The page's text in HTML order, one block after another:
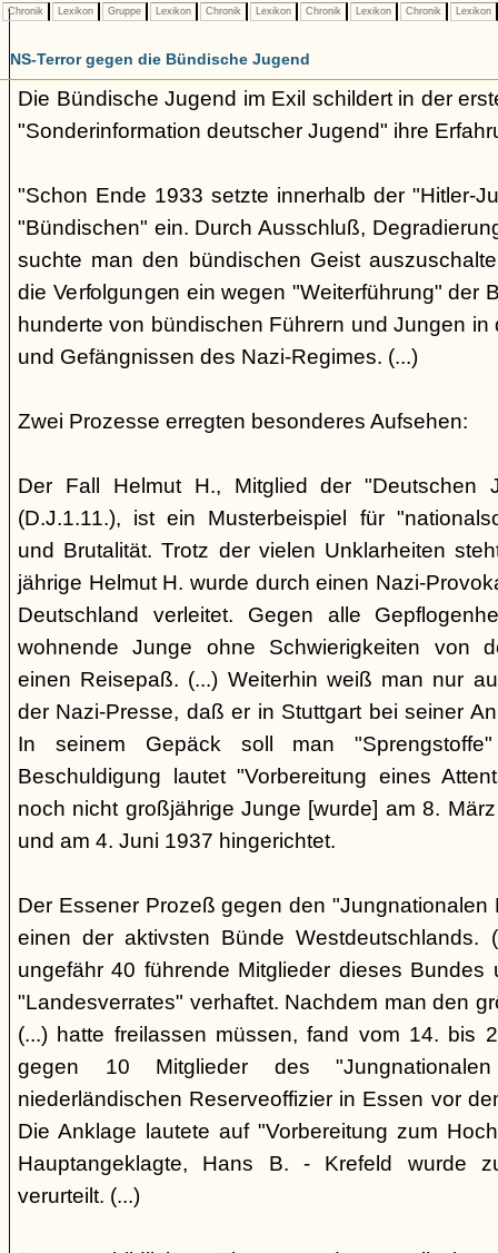
Chronik Lexikon Gruppe Lexikon Chronik Lexikon Chronik Lexikon Chronik Lexikon
NS-Terror gegen die Bündische Jugend
Die Bündische Jugend im Exil schildert in der
"Sonderinformation deutscher Jugend" ihre
"Schon Ende 1933 setzte innerhalb der "Hitler-
"Bündischen" ein. Durch Ausschluß,
suchte man den bündischen Geist
die Verfolgungen ein wegen "Weiterführung" der
hunderte von bündischen Führern und Jungen
und Gefängnissen des Nazi-Regimes. (...)
Zwei Prozesse erregten besonderes Aufsehen:
Der Fall Helmut H., Mitglied der "Deutschen
(D.J.1.11.), ist ein Musterbeispiel für
und Brutalität. Trotz der vielen Unklarheiten
jährige Helmut H. wurde durch einen Nazi-
Deutschland verleitet. Gegen alle
wohnende Junge ohne Schwierigkeiten von
einen Reisepaß. (...) Weiterhin weiß man nur
der Nazi-Presse, daß er in Stuttgart bei seiner
In seinem Gepäck soll man
Beschuldigung lautet "Vorbereitung eines
noch nicht großjährige Junge [wurde] am 8.
und am 4. Juni 1937 hingerichtet.
Der Essener Prozeß gegen den "Jungnationalen
einen der aktivsten Bünde Westdeutschlands.
ungefähr 40 führende Mitglieder dieses Bundes
"Landesverrates" verhaftet. Nachdem man den
(...) hatte freilassen müssen, fand vom 14. bis
gegen 10 Mitglieder des
niederländischen Reserveoffizier in Essen vor
Die Anklage lautete auf "Vorbereitung zum
Hauptangeklagte, Hans B. - Krefeld wurde
verurteilt. (...)